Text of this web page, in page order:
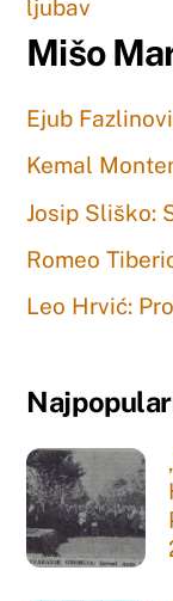
ljubav
Mišo
Ejub
Kemal
Josip Sliško:
Romeo
Leo Hrvić: